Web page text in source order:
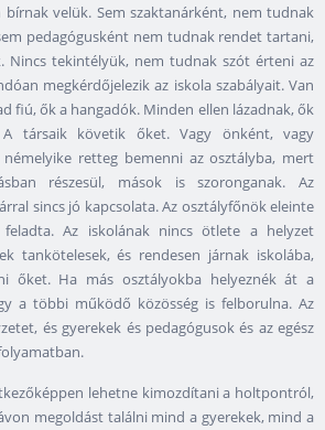
velük. Sem szaktanárként, nem tudnak
pedagógusként nem tudnak rendet tartani,
Nincs tekintélyük, nem tudnak szót érteni az
megkérdőjelezik az iskola szabályait. Van
fiú, ők a hangadók. Minden ellen lázadnak, ők
társaik követik őket. Vagy önként, vagy
retteg bemenni az osztályba, mert
részesül, mások is szoronganak. Az
sincs jó kapcsolata. Az osztályfőnök eleinte
Az iskolának nincs ötlete a helyzet
tankötelesek, és rendesen járnak iskolába,
őket. Ha más osztályokba helyeznék át a
a többi működő közösség is felborulna. Az
és gyerekek és pedagógusok és az egész
lehetne kimozdítani a holtpontról,
megoldást találni mind a gyerekek, mind a